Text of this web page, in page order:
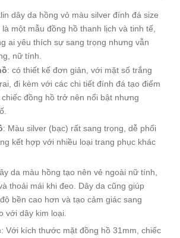
dây da hồng vỏ màu silver đính đá size
một mẫu đồng hồ thanh lịch và tinh tế,
ai yêu thích sự sang trọng nhưng vẫn
nữ tính.
: có thiết kế đơn giản, với mặt số trắng
đi kèm với các chi tiết đính đá tạo điểm
đồng hồ trở nên nổi bật nhưng
: Màu silver (bạc) rất sang trọng, dễ phối
kết hợp với nhiều loại trang phục khác
da màu hồng tạo nên vẻ ngoài nữ tính,
thoải mái khi đeo. Dây da cũng giúp
bền cao hơn và tạo cảm giác sang
với dây kim loại.
: Với kích thước mặt đồng hồ 31mm, chiếc